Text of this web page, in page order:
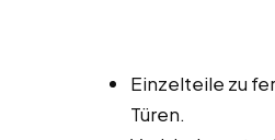
Einzelteile zu
Türen.